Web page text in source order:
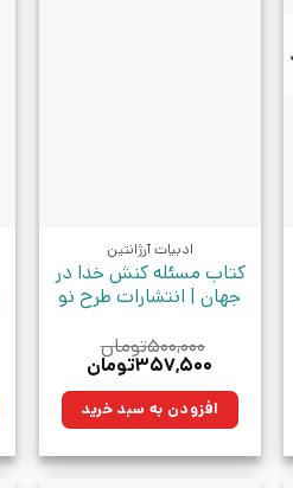
ادبیات آرژانتین
کتاب مسئله کنش خدا در
جهان | انتشارات طرح نو
۵۰۰,۰۰۰تومان
قیمت
۵۰۰,۰۰۰تومان
بود.
۳۵۷,۵۰۰تومانقیمت
۳۵۷,۵۰۰تومان.افزودن به سبد خرید